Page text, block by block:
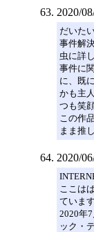
2020/
だいた
事件解
虫に詳
事件に
に、既
かも主
つも笑
この作
まま推
2020/
ここは
ています
2020年
ック・